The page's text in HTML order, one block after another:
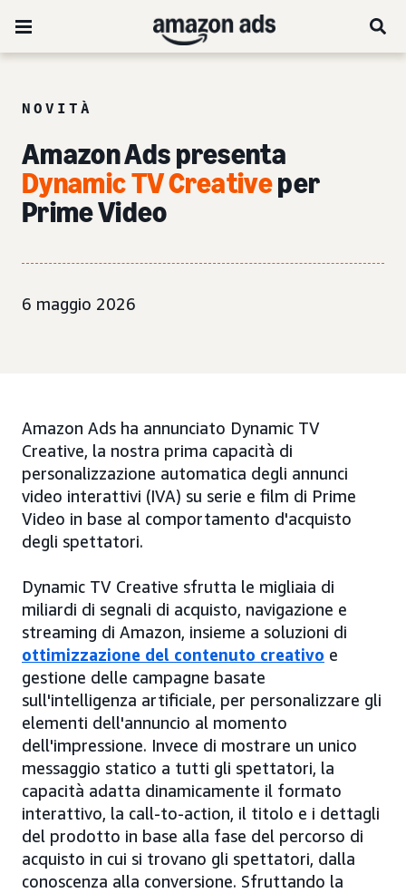
NOVITÀ
Amazon Ads presenta
Dynamic TV Creativeper
Prime Video
6 maggio 2026
Amazon Ads ha annunciato Dynamic TV
Creative, la nostra prima capacità di
personalizzazione automatica degli annunci
video interattivi (IVA) su serie e film di Prime
Video in base al comportamento d'acquisto
degli spettatori.
Dynamic TV Creative sfrutta le migliaia di
miliardi di segnali di acquisto, navigazione e
streaming di Amazon, insieme a soluzioni di
ottimizzazione del contenuto creativo e
gestione delle campagne basate
sull'intelligenza artificiale, per personalizzare gli
elementi dell'annuncio al momento
dell'impressione. Invece di mostrare un unico
messaggio statico a tutti gli spettatori, la
capacità adatta dinamicamente il formato
interattivo, la call-to-action, il titolo e i dettagli
del prodotto in base alla fase del percorso di
acquisto in cui si trovano gli spettatori, dalla
conoscenza alla conversione. Sfruttando la